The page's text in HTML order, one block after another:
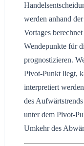
werden anhand
Vortages
Wendepunkte für
prognostizieren.
Pivot-Punkt liegt,
interpretiert
des
unter dem Pivot-
Umkehr des